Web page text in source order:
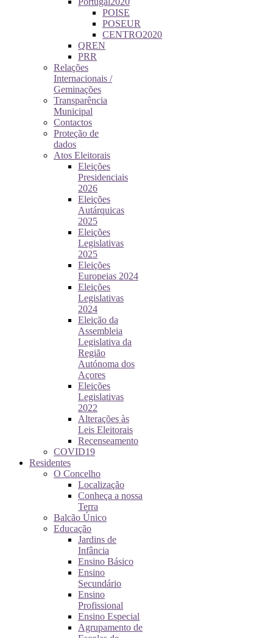
POISE
POSEUR
CENTRO2020
QREN
PRR
Relações
Internacionais /
Geminações
Transparência
Municipal
Contactos
Proteção de
dados
Atos Eleitorais
Eleições
Presidenciais
2026
Eleições
Autárquicas
2025
Eleições
Legislativas
2025
Eleições
Europeias 2024
Eleições
Legislativas
2024
Eleição da
Assembleia
Legislativa da
Região
Autónoma dos
Açores
Eleições
Legislativas
2022
Alterações às
Leis Eleitorais
Recenseamento
COVID19
Residentes
O Concelho
Localização
Conheça a nossa
Terra
Balcão Único
Educação
Jardins de
Infância
Ensino Básico
Ensino
Secundário
Ensino
Profissional
Ensino Especial
Agrupamento de